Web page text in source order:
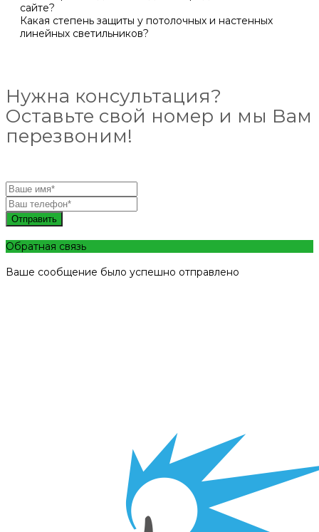
сайте?
Какая степень защиты у потолочных и настенных
линейных светильников?
Нужна консультация?
Оставьте свой номер и мы Вам
перезвоним!
Отправить
Обратная связь
Ваше сообщение было успешно отправлено